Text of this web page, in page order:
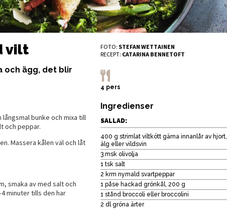
vilt
och ägg, det blir
långsmal bunke och mixa till
och peppar.
Massera kålen väl och låt
smaka av med salt och
minuter tills den har
FOTO: STEFAN WETTAINEN
RECEPT: CATARINA BENNETOFT
4 pers
Ingredienser
SALLAD:
400 g strimlat viltkött gärna innanlår av hjort,
älg eller vildsvin
3 msk olivolja
1 tsk salt
2 krm nymald svartpeppar
1 påse hackad grönkål, 200 g
1 stånd broccoli eller broccolini
2 dl gröna ärter